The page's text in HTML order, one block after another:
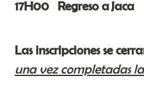
17H00 Regreso a Jaca
Las inscripciones se
una vez completadas